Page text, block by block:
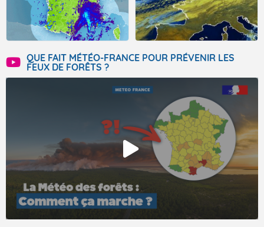
QUE FAIT MÉTÉO-FRANCE POUR PRÉVENIR LES
FEUX DE FORÊTS ?